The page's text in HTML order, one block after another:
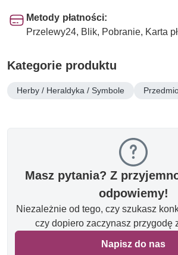
Metody płatności:
Przelewy24, Blik, Pobranie, Karta
Kategorie produktu
Herby / Heraldyka / Symbole
Masz pytania? Z
odpowiemy!
Niezależnie od tego, czy szukasz
czy dopiero zaczynasz przygodę
Napisz do nas